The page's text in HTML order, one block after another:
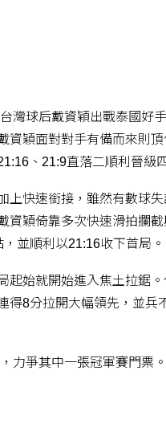
灣球后戴資穎出戰泰國好
穎面對對手有備而來則
、21:9直落二順利晉級
上快速銜接，雖然有數球
資穎倚靠多次快速滑拍攔
並順利以21:16收下首局。
始就開始進入焦土拉鋸。
8分拉開大幅領先，並兵
力爭其中一張冠軍賽門票。